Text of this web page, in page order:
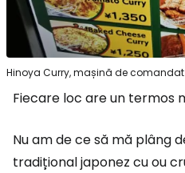
Hinoya Curry, mașină de comandat
Fiecare loc are un termos
Nu am de ce să mă plâng
tradițional japonez cu ou